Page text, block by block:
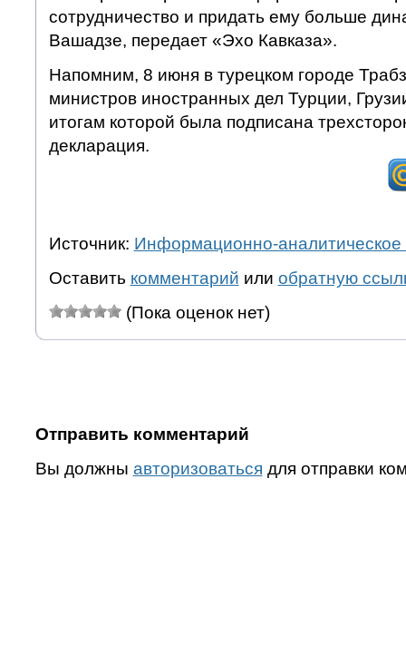
сотрудничество и придать ему больше
Вашадзе, передает «Эхо Кавказа».
Напомним, 8 июня в турецком городе
министров иностранных дел Турции,
итогам которой была подписана
декларация.
Источник: Информационно-аналитическое
Оставить комментарий или обратную
(Пока оценок нет)
Отправить комментарий
Вы должны авторизоваться для отправки